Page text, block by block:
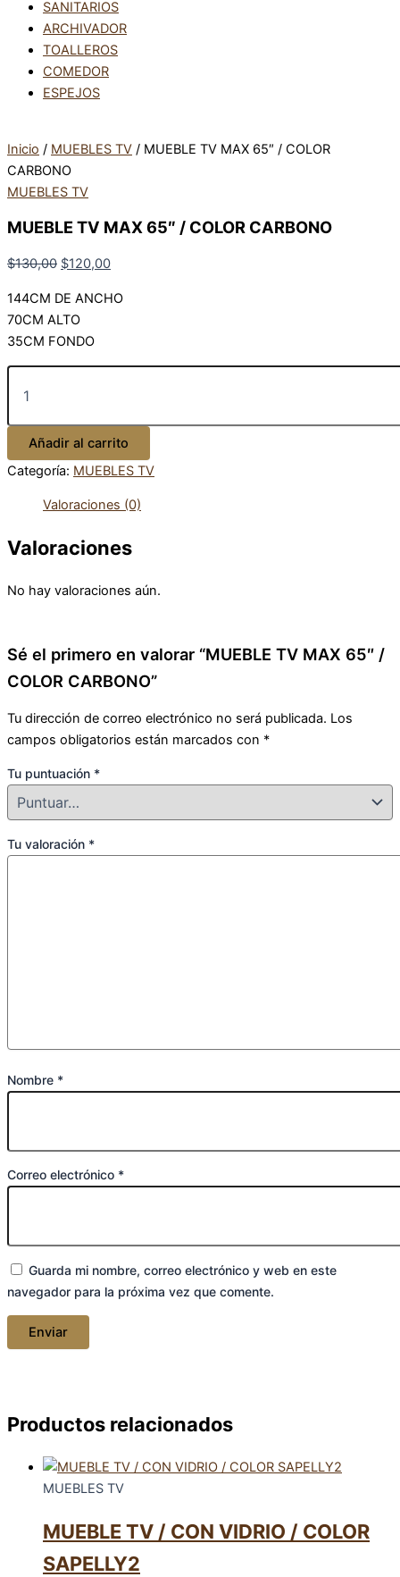
SANITARIOS
ARCHIVADOR
TOALLEROS
COMEDOR
ESPEJOS
Inicio / MUEBLES TV / MUEBLE TV MAX 65″ / COLOR
CARBONO
MUEBLES TV
MUEBLE TV MAX 65″ / COLOR CARBONO
$130,00 $120,00
144CM DE ANCHO
70CM ALTO
35CM FONDO
Añadir al carrito
Categoría: MUEBLES TV
Valoraciones (0)
Valoraciones
No hay valoraciones aún.
Sé el primero en valorar “MUEBLE TV MAX 65″ /
COLOR CARBONO”
Tu dirección de correo electrónico no será publicada. Los
campos obligatorios están marcados con *
Tu puntuación *
Tu valoración *
Nombre *
Correo electrónico *
Guarda mi nombre, correo electrónico y web en este
navegador para la próxima vez que comente.
Productos relacionados
MUEBLES TV
MUEBLE TV / CON VIDRIO / COLOR
SAPELLY2